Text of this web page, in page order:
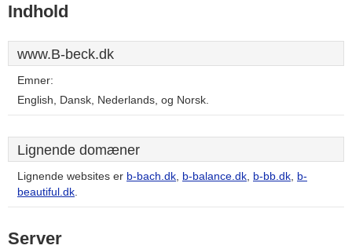
Indhold
www.B-beck.dk
Emner:
English, Dansk, Nederlands, og Norsk.
Lignende domæner
Lignende websites er b-bach.dk, b-balance.dk, b-bb.dk, b-
beautiful.dk.
Server